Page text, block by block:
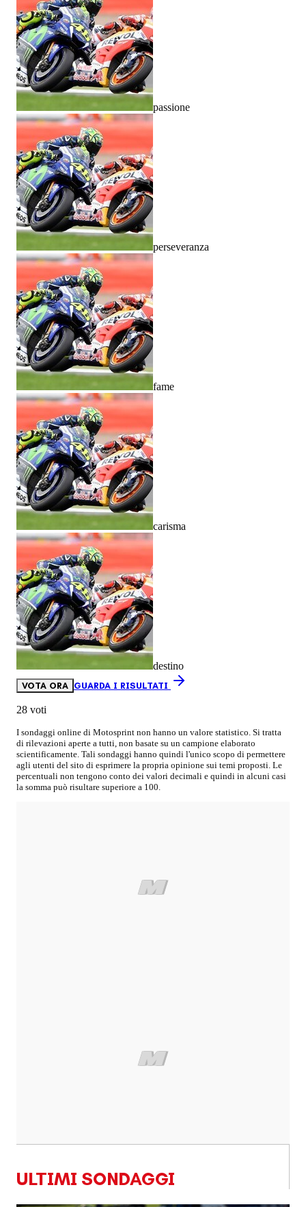
passione
perseveranza
fame
carisma
destino
VOTA ORA GUARDA I RISULTATI
28 voti
I sondaggi online di Motosprint non hanno un valore statistico. Si tratta
di rilevazioni aperte a tutti, non basate su un campione elaborato
scientificamente. Tali sondaggi hanno quindi l'unico scopo di permettere
agli utenti del sito di esprimere la propria opinione sui temi proposti. Le
percentuali non tengono conto dei valori decimali e quindi in alcuni casi
la somma può risultare superiore a 100.
ULTIMI SONDAGGI